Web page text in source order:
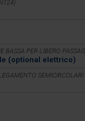
BASSA PER LIBERO
(optional elettrico)
SEMICIRCOLARI